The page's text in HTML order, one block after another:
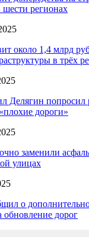
шести регионах
около 1,4 млрд
в трёх
Делягин попросил
дороги»
заменили
улицах
о
обновление дорог